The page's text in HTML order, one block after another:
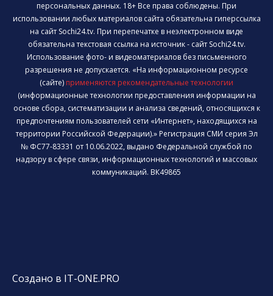
персональных данных. 18+ Все права соблюдены. При
использовании любых материалов сайта обязательна гиперссылка
на сайт Sochi24.tv. При перепечатке в неэлектронном виде
обязательна текстовая ссылка на источник - сайт Sochi24.tv.
Использование фото- и видеоматериалов без письменного
разрешения не допускается. «На информационном ресурсе
(сайте) применяются рекомендательные технологии
(информационные технологии предоставления информации на
основе сбора, систематизации и анализа сведений, относящихся к
предпочтениям пользователей сети «Интернет», находящихся на
территории Российской Федерации).» Регистрация СМИ серия Эл
№ ФС77-83331 от 10.06.2022, выдано Федеральной службой по
надзору в сфере связи, информационных технологий и массовых
коммуникаций. ВК49865
Создано в IT-ONE.PRO